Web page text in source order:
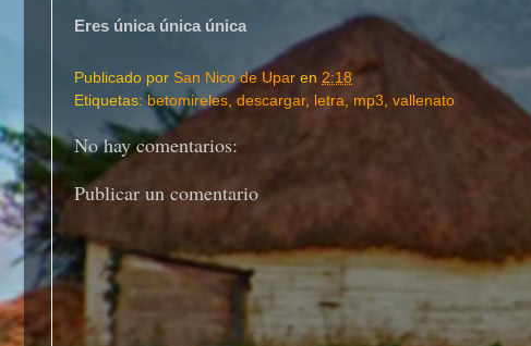
Eres única única única
Publicado por San Nico de Upar en 2:18
Etiquetas:betomireles, descargar, letra, mp3, vallenato
No hay comentarios:
Publicar un comentario